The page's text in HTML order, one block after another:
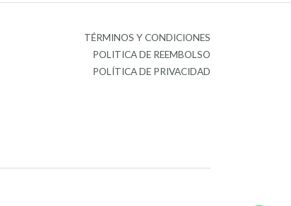
TÉRMINOS Y CONDICIONES
POLITICA DE REEMBOLSO
POLÍTICA DE PRIVACIDAD